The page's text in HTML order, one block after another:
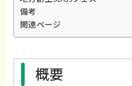
備考
関連ページ
概要